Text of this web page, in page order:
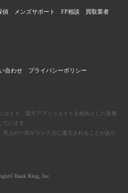
偵 メンズサポート FP相談 買取業者
合わせ プライバシーポリシー
エイト、楽天アフィリエイトを始めとした各種
います。
上の一部がランク王に還元されることがあり
Rank King, Inc.